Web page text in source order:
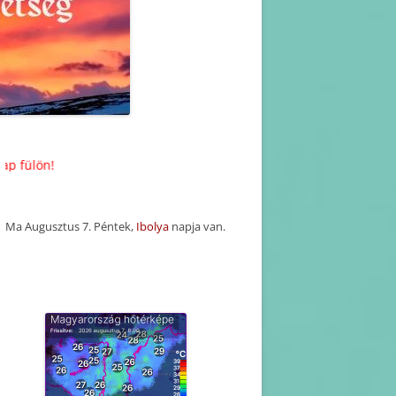
KORÁBBI HAVI PROGRAM
TERVEZETEK(2025-2016)
KORÁBBI PROGRAMOK-
BEJEGYZÉSEK
Ma Augusztus 7. Péntek, Ibolya napja van.